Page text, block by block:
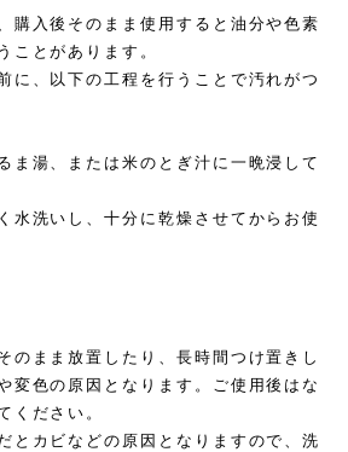
購入後そのまま使用すると油分や色素
ことがあります。
に、以下の工程を行うことで汚れがつ
湯、または米のとぎ汁に一晩浸して
洗いし、十分に乾燥させてからお使
のまま放置したり、長時間つけ置きし
変色の原因となります。ご使用後はな
ください。
とカビなどの原因となりますので、洗